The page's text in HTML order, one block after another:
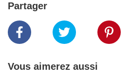
Partager
Vous aimerez aussi